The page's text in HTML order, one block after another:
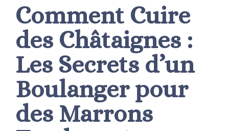
Comment Cuire
des Châtaignes :
Les Secrets d’un
Boulanger pour
des Marrons